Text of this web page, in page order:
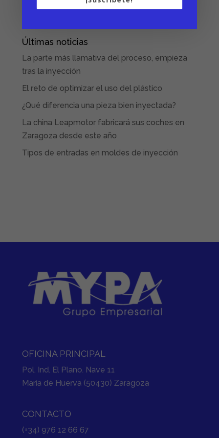
Últimas noticias
La parte más llamativa del proceso, empieza
tras la inyección
El reto de optimizar el uso del plástico
¿Qué diferencia una pieza bien inyectada?
La china Leapmotor fabricará sus coches en
Zaragoza desde este año
Tipos de entradas en moldes de inyección
OFICINA PRINCIPAL
Pol. Ind. El Plano. Nave 11
María de Huerva (50430) Zaragoza
CONTACTO
(+34) 976 12 66 67